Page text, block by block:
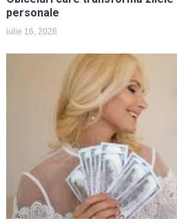
personale
iulie 16, 2026